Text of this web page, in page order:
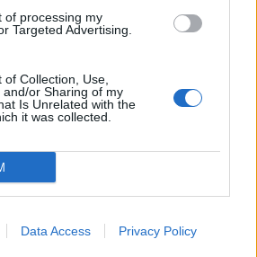
of processing my
Targeted Advertising.
Collection, Use,
and/or Sharing of my
Is Unrelated with the
it was collected.
Data Access Privacy Policy
NETWORK
allstarbasket.gr
Εθνική Κορασίδων: Νίκησε με 74-65
τη Δανία και παίζει ημιτελικό με τη